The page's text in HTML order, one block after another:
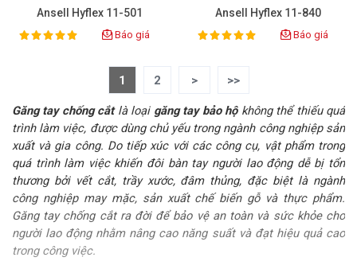
Ansell Hyflex 11-501
Rating:
100% Báo giá
Ansell Hyflex 11-840
Rating:
100% Báo giá
1 2 > >>
Găng tay chống cắtlà loại găng tay bảo hộkhông thể thiếu quá
trình làm việc, được dùng chủ yếu trong ngành công nghiệp sản
xuất và gia công. Do tiếp xúc với các công cụ, vật phẩm trong
quá trình làm việc khiến đôi bàn tay người lao động dễ bị tổn
thương bởi vết cắt, trầy xước, đâm thủng, đặc biệt là ngành
công nghiệp may mặc, sản xuất chế biến gỗ và thực phẩm.
Găng tay chống cắt ra đời để bảo vệ an toàn và sức khỏe cho
người lao động nhằm nâng cao năng suất và đạt hiệu quả cao
trong công việc.